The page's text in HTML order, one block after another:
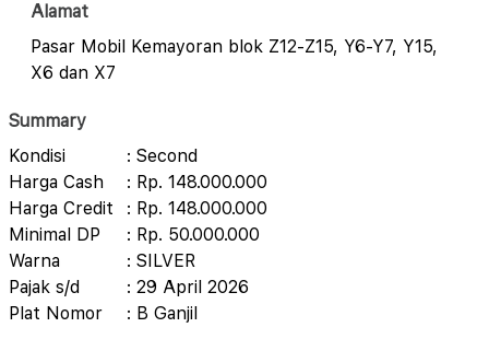
Alamat
Pasar Mobil Kemayoran blok Z12-Z15, Y6-Y7, Y15,
X6 dan X7
Summary
Kondisi
: Second
Harga Cash
: Rp. 148.000.000
Harga Credit
: Rp. 148.000.000
Minimal DP
: Rp. 50.000.000
Warna
: SILVER
Pajak s/d
: 29 April 2026
Plat Nomor
: B Ganjil